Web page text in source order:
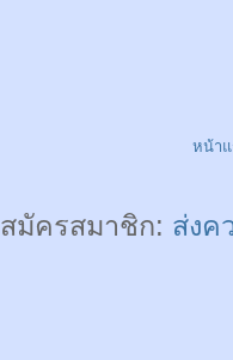
หน้า
สมัครสมาชิก: ส่งค